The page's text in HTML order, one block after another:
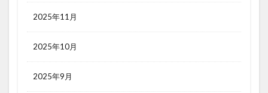
2025年11月
2025年10月
2025年9月